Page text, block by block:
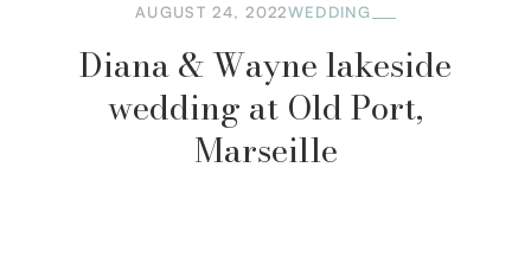
AUGUST 24, 2022WEDDING
Diana & Wayne lakeside
wedding at Old Port,
Marseille